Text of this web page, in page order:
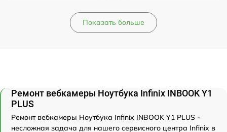
Показать больше
Ремонт вебкамеры Ноутбука Infinix INBOOK Y1
PLUS
Ремонт вебкамеры Ноутбука Infinix INBOOK Y1 PLUS -
несложная задача для нашего сервисного центра Infinix в